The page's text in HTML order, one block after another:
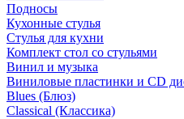
Подносы
Кухонные стулья
Стулья для кухни
Комплект стол со стульями
Винил и музыка
Виниловые пластинки и CD
Blues (Блюз)
Classical (Классика)